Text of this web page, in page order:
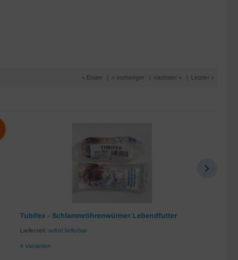
« Erster « vorheriger nächster » Letzter »
Tubifex - Schlammröhrenwürmer Lebendfutter
Lieferzeit: sofort lieferbar
4 Varianten